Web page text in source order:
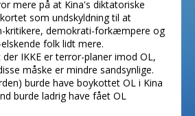
mere på at Kina's diktatoriske
som undskyldning til at
kritikere, demokrati-forkæmpere og
folk lidt mere.
IKKE er terror-planer imod OL,
måske er mindre sandsynlige.
burde have boykottet OL i Kina
burde ladrig have fået OL